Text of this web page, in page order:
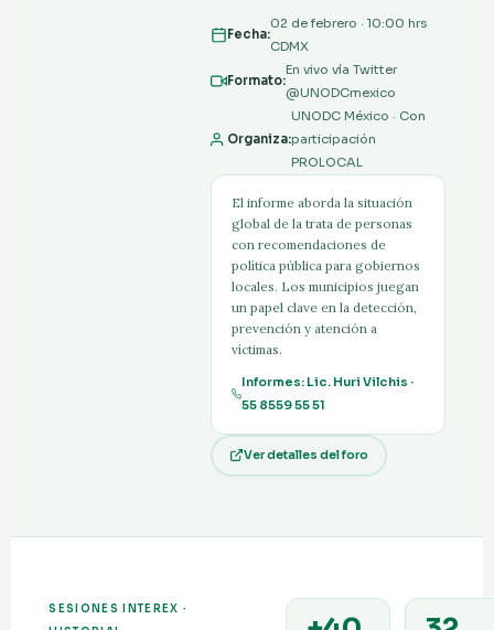
Fecha:
02 de febrero · 10:00 hrs
CDMX
Formato:
En vivo vía Twitter
@UNODCmexico
Organiza:
UNODC México · Con
participación
PROLOCAL
El informe aborda la situación
global de la trata de personas
con recomendaciones de
política pública para gobiernos
locales. Los municipios juegan
un papel clave en la detección,
prevención y atención a
víctimas.
Informes: Lic. Huri Vilchis ·
55 8559 55 51
Ver detalles del foro
SESIONES INTEREX ·